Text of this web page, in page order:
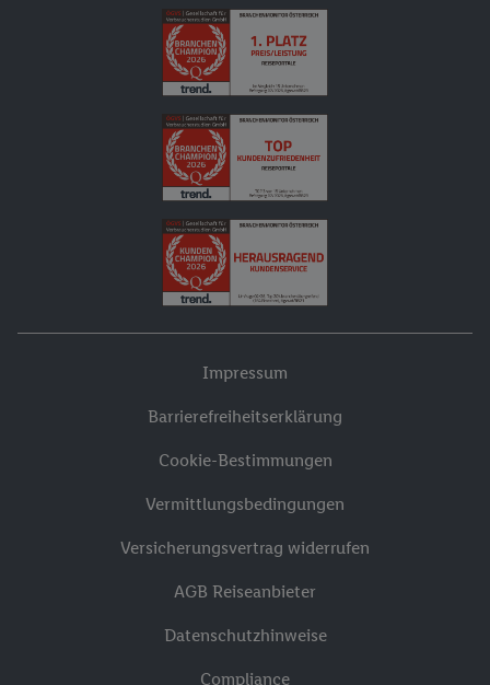
Impressum
Barrierefreiheitserklärung
Cookie-Bestimmungen
Vermittlungsbedingungen
Versicherungsvertrag widerrufen
AGB Reiseanbieter
Datenschutzhinweise
Compliance